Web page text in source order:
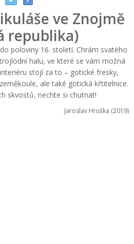
ve Znojmě
republika)
poloviny 16. století. Chrám svatého
halu, ve které se vám možná
stojí za to – gotické fresky,
ale také gotická křtitelnice.
skvostů, nechte si chutnat!
Jaroslav Hruška (2019)